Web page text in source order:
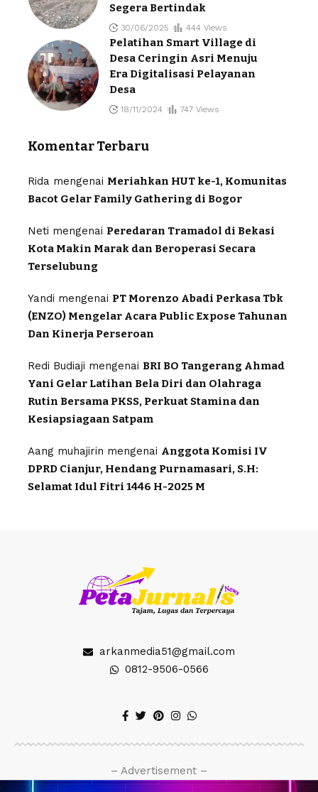
Segera Bertindak
30/06/2025 444 Views
Pelatihan Smart Village di
Desa Ceringin Asri Menuju
Era Digitalisasi Pelayanan
Desa
18/11/2024 747 Views
Komentar Terbaru
Rida mengenai Meriahkan HUT ke-1, Komunitas
Bacot Gelar Family Gathering di Bogor
Neti mengenai Peredaran Tramadol di Bekasi
Kota Makin Marak dan Beroperasi Secara
Terselubung
Yandi mengenai PT Morenzo Abadi Perkasa Tbk
(ENZO) Mengelar Acara Public Expose Tahunan
Dan Kinerja Perseroan
Redi Budiaji mengenai BRI BO Tangerang Ahmad
Yani Gelar Latihan Bela Diri dan Olahraga
Rutin Bersama PKSS, Perkuat Stamina dan
Kesiapsiagaan Satpam
Aang muhajirin mengenai Anggota Komisi IV
DPRD Cianjur, Hendang Purnamasari, S.H:
Selamat Idul Fitri 1446 H-2025 M
arkanmedia51@gmail.com
0812-9506-0566
– Advertisement –